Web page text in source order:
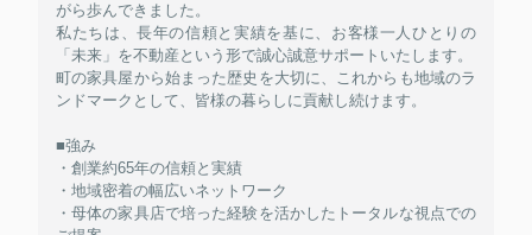
がら歩んできました。
私たちは、長年の信頼と実績を基に、お客様一人ひとりの
「未来」を不動産という形で誠心誠意サポートいたします。
町の家具屋から始まった歴史を大切に、これからも地域のラ
ンドマークとして、皆様の暮らしに貢献し続けます。
■強み
・創業約65年の信頼と実績
・地域密着の幅広いネットワーク
・母体の家具店で培った経験を活かしたトータルな視点での